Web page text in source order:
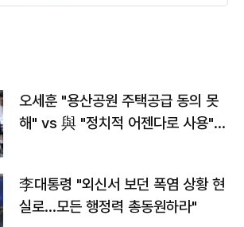
오세훈 "용산공원 주택공급 동의 못
해" vs 與 "정치적 어젠다로 사용"
李대통령 "외신서 보던 폭염 상황 현
실로…모든 행정력 총동원하라"